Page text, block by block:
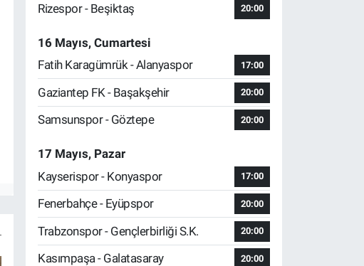
Rizespor - Beşiktaş
20:00
16 Mayıs, Cumartesi
Fatih Karagümrük - Alanyaspor
17:00
Gaziantep FK - Başakşehir 20:00
Samsunspor - Göztepe 20:00
17 Mayıs, Pazar
Kayserispor - Konyaspor
17:00
Fenerbahçe - Eyüpspor 20:00
Trabzonspor - Gençlerbirliği S.K. 20:00
Kasımpaşa - Galatasaray 20:00